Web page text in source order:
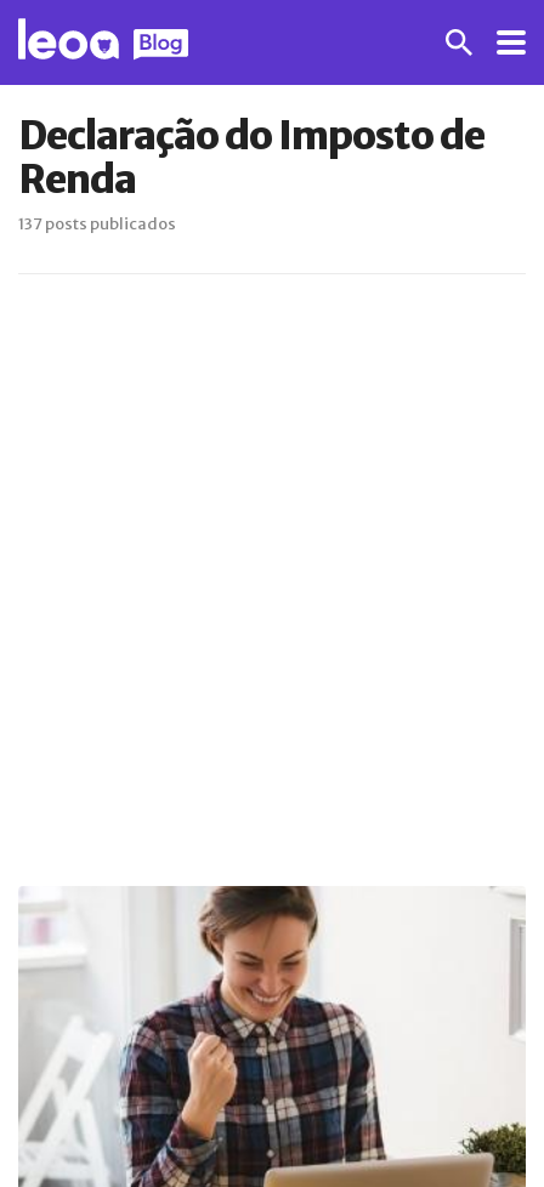
Declaração do Imposto de
Renda
137 posts publicados